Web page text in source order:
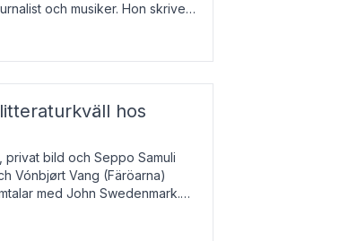
och musiker. Hon skriver
hos
privat bild och Seppo Samuli
Vónbjørt Vang (Färöarna)
med John Swedenmark.
och svenska och talar